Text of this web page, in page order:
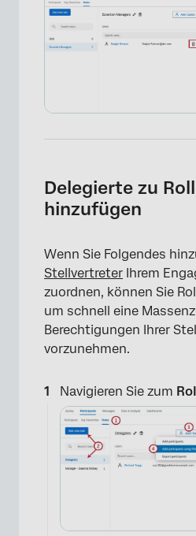
Delegierte zu
hinzufügen
Wenn Sie Folgendes
Stellvertreter Ihrem
zuordnen, können Sie
um schnell eine
Berechtigungen Ihrer
vorzunehmen.
Navigieren Sie zum